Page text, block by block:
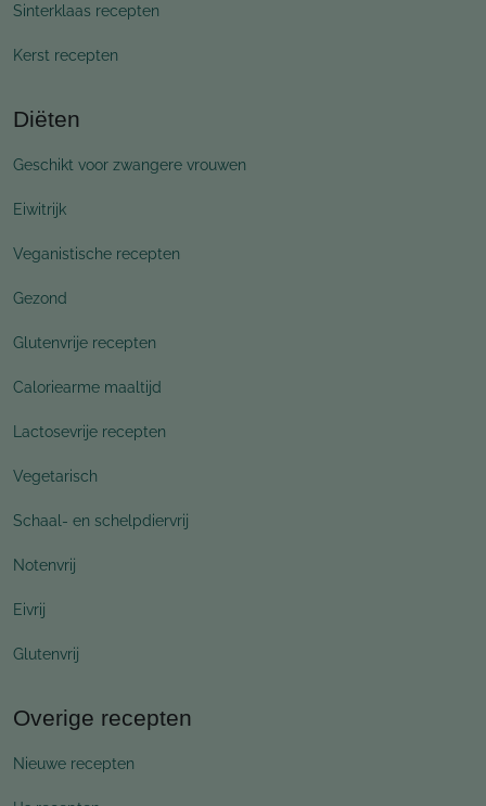
Sinterklaas recepten
Kerst recepten
Diëten
Geschikt voor zwangere vrouwen
Eiwitrijk
Veganistische recepten
Gezond
Glutenvrije recepten
Caloriearme maaltijd
Lactosevrije recepten
Vegetarisch
Schaal- en schelpdiervrij
Notenvrij
Eivrij
Glutenvrij
Overige recepten
Nieuwe recepten